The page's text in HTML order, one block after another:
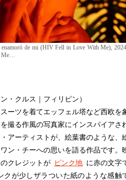
de mi (HIV Fell in Love With Me),
Me…
ン・クルス｜フィリピン）
ーツを着てエッフェル塔など西欧を
撮る作風の写真家にインスパイアさ
アーティストが、絵葉書のような、
ン・チーへの思いを語る作品です。
クレジットが ピンク地 に赤の文字
が少しザラついた紙のような感触